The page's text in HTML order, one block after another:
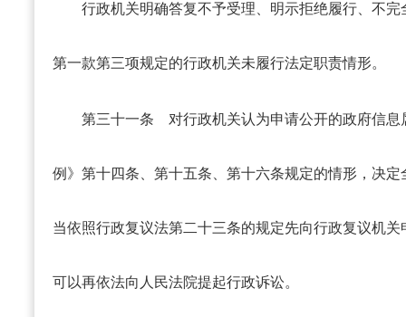
行政机关明确答复不予受理、明示拒绝履行、不
第一款第三项规定的行政机关未履行法定职责情形。
第三十一条 对行政机关认为申请公开的政府信息
例》第十四条、第十五条、第十六条规定的情形，决
当依照行政复议法第二十三条的规定先向行政复议机
可以再依法向人民法院提起行政诉讼。